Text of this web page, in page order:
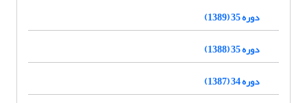
دوره 35 (1389)
دوره 35 (1388)
دوره 34 (1387)